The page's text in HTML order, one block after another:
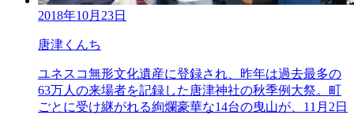
2018年10月23日
唐津くんち
ユネスコ無形文化遺産に登録され、昨年は過去最多の
63万人の来場者を記録した唐津神社の秋季例大祭。町
ごとに受け継がれる絢爛豪華な14台の曳山が、11月2日